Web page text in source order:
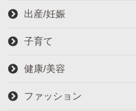
出産/妊娠
子育て
健康/美容
ファッション